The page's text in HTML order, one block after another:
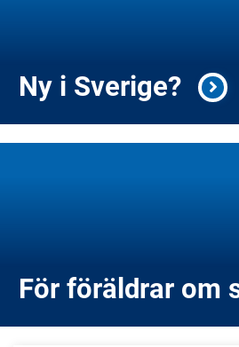
Ny i Sverige?
För föräldrar om